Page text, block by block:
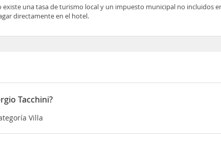
existe una tasa de turismo local y un impuesto municipal no incluidos
directamente en el hotel.
Tacchini?
Villa